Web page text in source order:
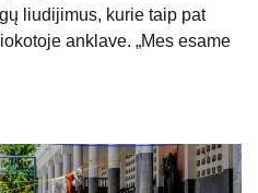
liudijimus, kurie taip pat
anklave. „Mes esame